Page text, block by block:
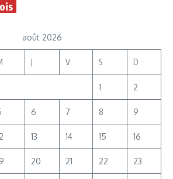
août 2026
J V S D
1 2
6 7 8 9
13 14 15 16
20 21 22 23